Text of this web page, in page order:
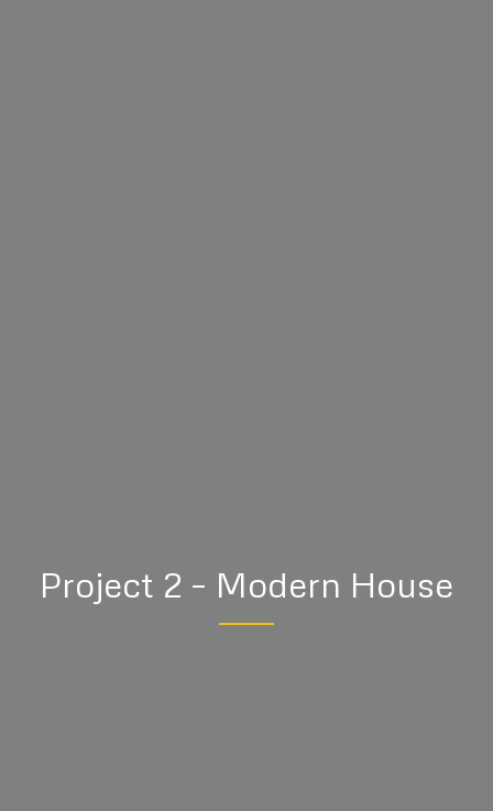
Project 2 – Modern House